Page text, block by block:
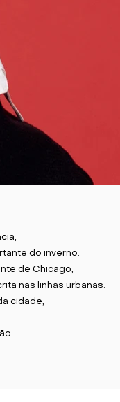
do inverno.
de Chicago,
nas linhas urbanas.
cidade,